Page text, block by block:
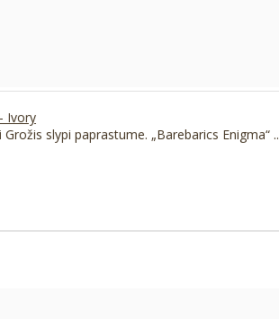
Ivory
slypi paprastume. „Barebarics Enigma“ ..